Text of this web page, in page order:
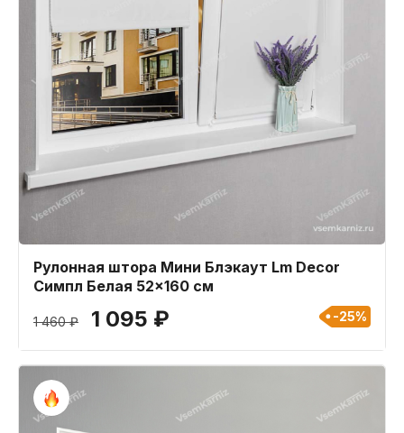
Рулонная штора Мини Блэкаут Lm Decor
Симпл Белая 52x160 см
1 460 ₽ 1 095 ₽ -25%